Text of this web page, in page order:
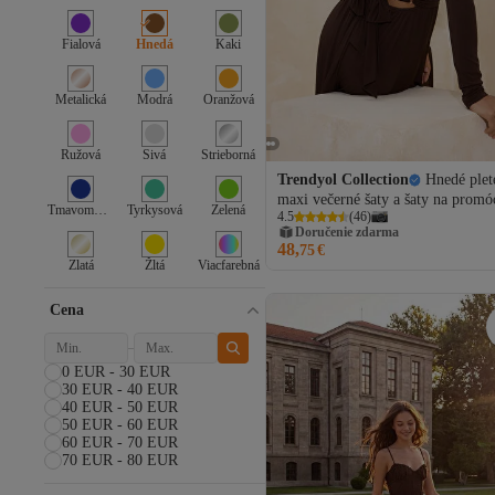
Trendyol Collection
Hnedé
maxi večerné šaty a šaty na
detailom príslušenstva na chrbte
TPRSS26AE00004
4.5 (46)
Doručenie zdarma
48,75€
Fialová Hnedá Kaki
Metalická Modrá Oranžová
Ružová Sivá Strieborná
Tmavomodrá Tyrkysová Zelená
Zlatá Žltá Viacfarebná
Cena
0 EUR - 30 EUR
30 EUR - 40 EUR
40 EUR - 50 EUR
50 EUR - 60 EUR
60 EUR - 70 EUR
70 EUR - 80 EUR